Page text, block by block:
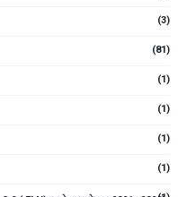
(3)
(81)
(1)
(1)
(1)
(1)